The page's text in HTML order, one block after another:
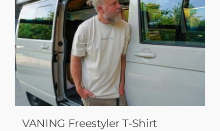
Varianten
auf.
Die
Optionen
können
auf
der
Produktseite
werden
VANING Freestyler T-Shirt